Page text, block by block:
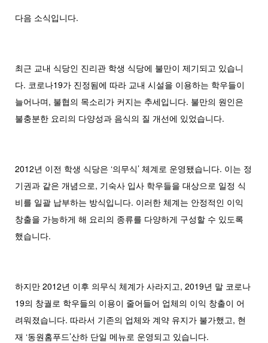
다음 소식입니다.
최근 교내 식당인 진리관 학생 식당에 불만이 제기되고 있습니
다. 코로나19가 진정됨에 따라 교내 시설을 이용하는 학우들이
늘어나며, 불협의 목소리가 커지는 추세입니다. 불만의 원인은
불충분한 요리의 다양성과 음식의 질 개선에 있었습니다.
2012년 이전 학생 식당은 ‘의무식’ 체계로 운영됐습니다. 이는 정
기권과 같은 개념으로, 기숙사 입사 학우들을 대상으로 일정 식
비를 일괄 납부하는 방식입니다. 이러한 체계는 안정적인 이익
창출을 가능하게 해 요리의 종류를 다양하게 구성할 수 있도록
했습니다.
하지만 2012년 이후 의무식 체계가 사라지고, 2019년 말 코로나
19의 창궐로 학우들의 이용이 줄어들어 업체의 이익 창출이 어
려워졌습니다. 따라서 기존의 업체와 계약 유지가 불가했고, 현
재 ‘동원홈푸드’산하 단일 메뉴로 운영되고 있습니다.